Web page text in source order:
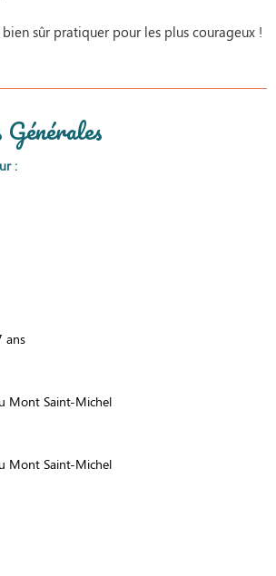
sûr pratiquer pour les plus courageux !
:
ans
Mont Saint-Michel
Mont Saint-Michel